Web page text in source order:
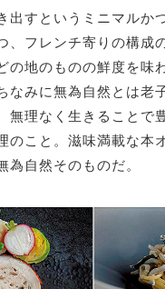
出すというミニマルか
、フレンチ寄りの構成
の地のものの鮮度を味
なみに無為自然とは老
無理なく生きることで
のこと。滋味満載な本
為自然そのものだ。